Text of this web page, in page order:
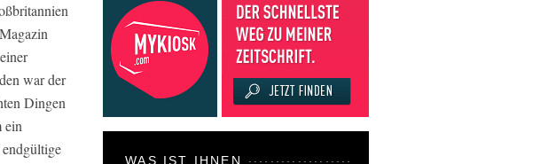
war der
Dingen
ein
WAS IST IHNEN